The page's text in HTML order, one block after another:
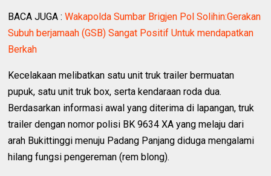
BACA JUGA :Wakapolda Sumbar Brigjen Pol Solihin:Gerakan
Subuh berjamaah (GSB) Sangat Positif Untuk mendapatkan
Berkah
Kecelakaan melibatkan satu unit truk trailer bermuatan
pupuk, satu unit truk box, serta kendaraan roda dua.
Berdasarkan informasi awal yang diterima di lapangan, truk
trailer dengan nomor polisi BK 9634 XA yang melaju dari
arah Bukittinggi menuju Padang Panjang diduga mengalami
hilang fungsi pengereman (rem blong).